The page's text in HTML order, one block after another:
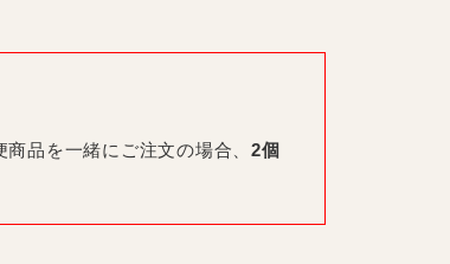
品を一緒にご注文の場合、 2個